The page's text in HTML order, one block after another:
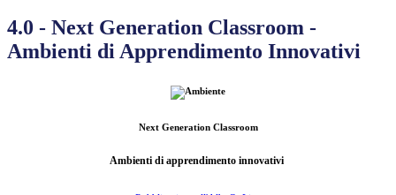
4.0 - Next Generation Classroom -
Ambienti di Apprendimento Innovativi
Next Generation Classroom
Ambienti di apprendimento innovativi